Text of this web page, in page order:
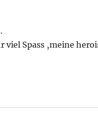
Spass ‚meine